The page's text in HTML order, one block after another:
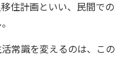
住計画といい、民間での
常識を変えるのは、この